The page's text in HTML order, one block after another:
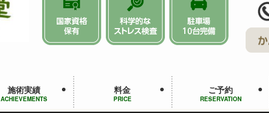
施術実績
ACHIEVEMENTS
料金
PRICE
ご予約
RESERVATION